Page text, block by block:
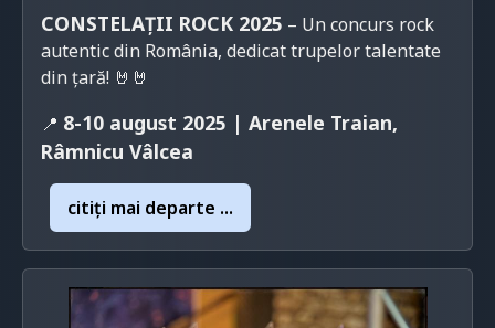
CONSTELAȚII ROCK 2025 – Un concurs rock
autentic din România, dedicat trupelor talentate
din țară! 🤘🤘
📍 8-10 august 2025 | Arenele Traian,
Râmnicu Vâlcea
citiţi mai departe ...